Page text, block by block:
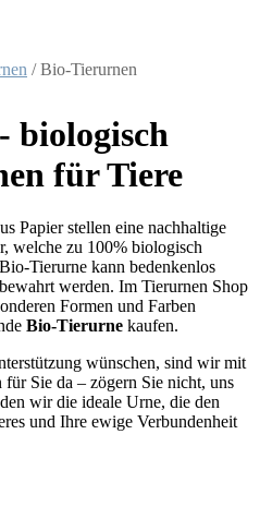
/Bio-Tierurnen
biologisch
für Tiere
Papier stellen eine nachhaltige
welche zu 100% biologisch
Tierurne kann bedenkenlos
werden. Im Tierurnen Shop
Formen und Farben
Bio-Tierurne kaufen.
wünschen, sind wir mit
Sie da – zögern Sie nicht, uns
wir die ideale Urne, die den
und Ihre ewige Verbundenheit